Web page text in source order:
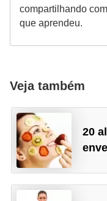
compartilhando
que aprendeu.
Veja também
20